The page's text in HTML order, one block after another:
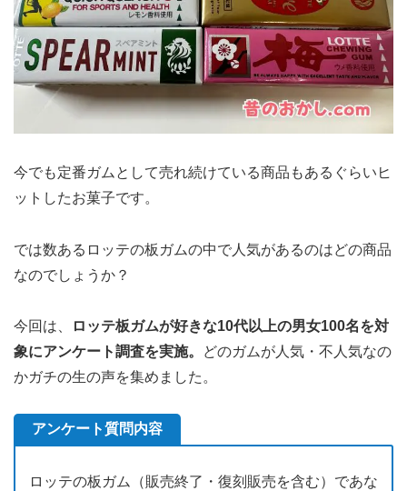
今でも定番ガムとして売れ続けている商品もあるぐらいヒ
ットしたお菓子です。
では数あるロッテの板ガムの中で人気があるのはどの商品
なのでしょうか？
今回は、
ロッテ板ガムが好きな10代以上の男女100名を対
象にアンケート調査を実施。
どのガムが人気・不人気なの
かガチの生の声を集めました。
アンケート質問内容
ロッテの板ガム（販売終了・復刻販売を含む）であな